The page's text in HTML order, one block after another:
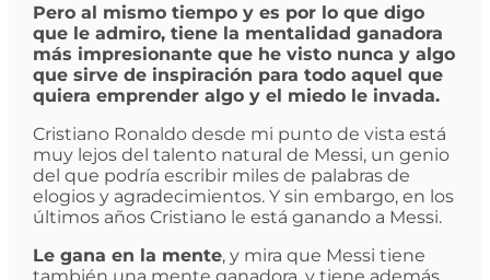
Pero al mismo tiempo y es por lo que digo
que le admiro, tiene la mentalidad ganadora
más impresionante que he visto nunca y algo
que sirve de inspiración para todo aquel que
quiera emprender algo y el miedo le invada.
Cristiano Ronaldo desde mi punto de vista está
muy lejos del talento natural de Messi, un genio
del que podría escribir miles de palabras de
elogios y agradecimientos. Y sin embargo, en los
últimos años Cristiano le está ganando a Messi.
Le gana en la mente, y mira que Messi tiene